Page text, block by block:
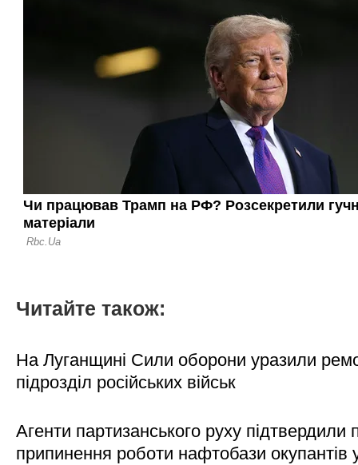
Читайте також:
На Луганщині Сили оборони уразили
підрозділ російських військ
Агенти партизанського руху підтвердили
припинення роботи нафтобази окупантів